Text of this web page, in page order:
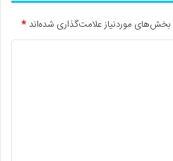
بخش‌های موردنیاز علامت‌گذاری شده‌اند*